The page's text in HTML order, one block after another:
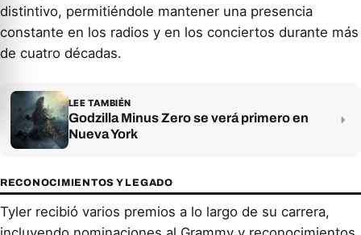
distintivo, permitiéndole mantener una presencia
constante en los radios y en los conciertos durante más
de cuatro décadas.
LEE TAMBIÉN
Godzilla Minus Zero se verá primero en
Nueva York
RECONOCIMIENTOS Y LEGADO
Tyler recibió varios premios a lo largo de su carrera,